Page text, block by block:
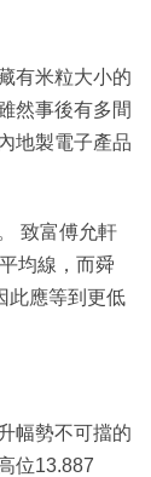
有米粒大小的
然事後有多間
地製電子產品
致富傅允軒
均線，而舜
此應等到更低
幅勢不可擋的
位13.887